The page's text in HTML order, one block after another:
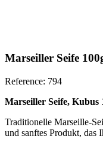
Marseiller Seife
Reference: 794
Marseiller Seife, Kubus
Traditionelle Marseille-
und sanftes Produkt, das